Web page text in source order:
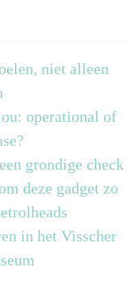
niet alleen
operational of
grondige check
deze gadget zo
in het Visscher